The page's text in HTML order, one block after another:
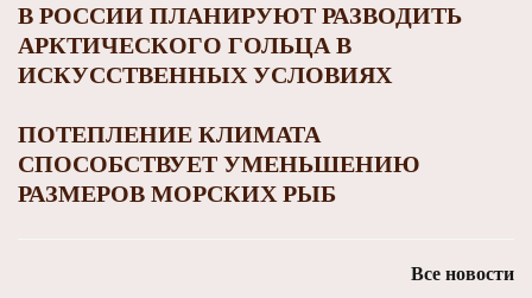
В РОССИИ ПЛАНИРУЮТ РАЗВОДИТЬ
АРКТИЧЕСКОГО ГОЛЬЦА В
ИСКУССТВЕННЫХ УСЛОВИЯХ
ПОТЕПЛЕНИЕ КЛИМАТА
СПОСОБСТВУЕТ УМЕНЬШЕНИЮ
РАЗМЕРОВ МОРСКИХ РЫБ
Все новости